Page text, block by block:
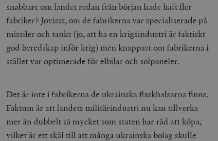
snabbare om landet redan från början hade haft fler
fabriker? Jovisst, om de fabrikerna var specialiserade på
missiler och tanks (jo, att ha en krigsindustri är faktiskt
god beredskap inför krig) men knappast om fabrikerna i
stället var optimerade för elbilar och solpaneler.
Det är inte i fabrikerna de ukrainska flaskhalsarna finns.
Faktum är att landets militärindustri nu kan tillverka
mer än dubbelt så mycket som staten har råd att köpa,
vilket är ett skäl till att många ukrainska bolag skulle